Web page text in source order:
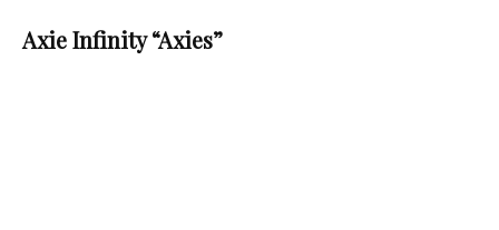
Axie Infinity “Axies”